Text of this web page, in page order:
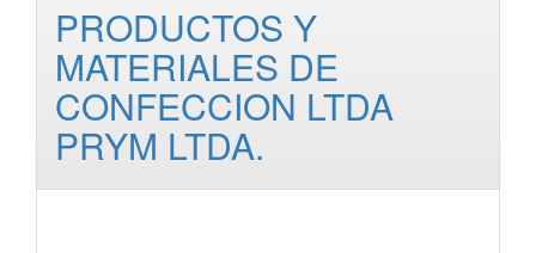
PRODUCTOS Y
MATERIALES DE
CONFECCION LTDA
PRYM LTDA.